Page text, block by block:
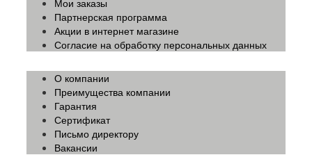
Партнерская программа
Акции в интернет магазине
Согласие на обработку персональных данных
О компании
Преимущества компании
Гарантия
Сертификат
Письмо директору
Вакансии